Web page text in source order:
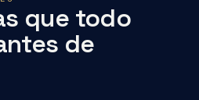
que todo
de